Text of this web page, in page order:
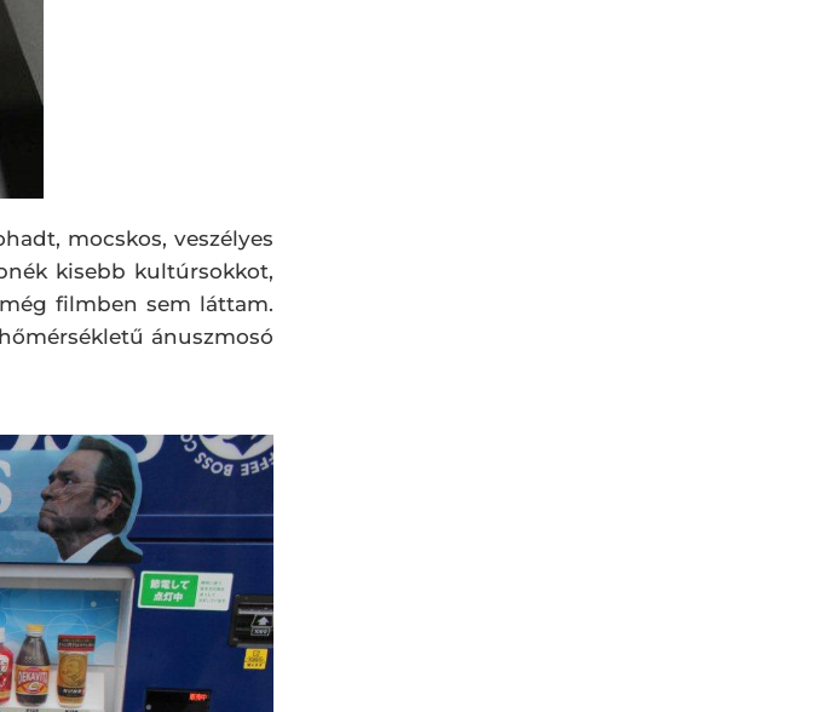
mocskos, veszélyes
kisebb kultúrsokkot,
filmben sem láttam.
ánuszmosó